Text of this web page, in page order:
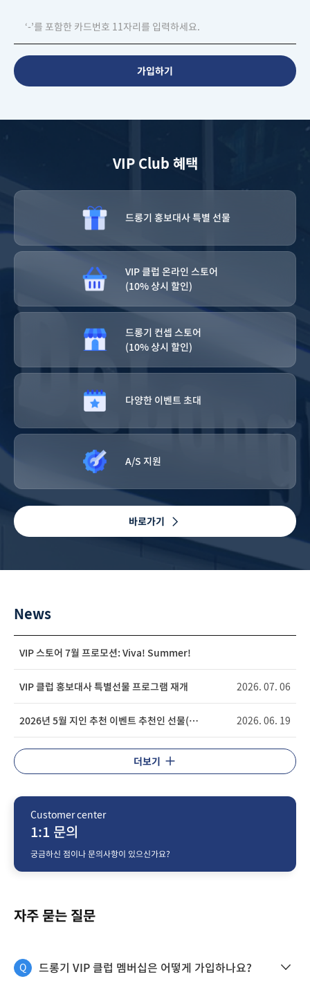
가입하기
VIP Club 혜택
드롱기 홍보대사 특별 선물
VIP 클럽 온라인 스토어
(10% 상시 할인)
드롱기 컨셉 스토어
(10% 상시 할인)
다양한 이벤트 초대
A/S 지원
바로가기
News
VIP 스토어 7월 프로모션: Viva! Summer!
VIP 클럽 홍보대사 특별선물 프로그램 재개 2026. 07. 06
2026년 5월 지인 추천 이벤트 추천인 선물(원두 3종 세트) 패키지 변경 안내 2026. 06. 19
더보기
Customer center
1:1 문의
궁금하신 점이나 문의사항이 있으신가요?
자주 묻는 질문
드롱기 VIP 클럽 멤버십은 어떻게 가입하나요?